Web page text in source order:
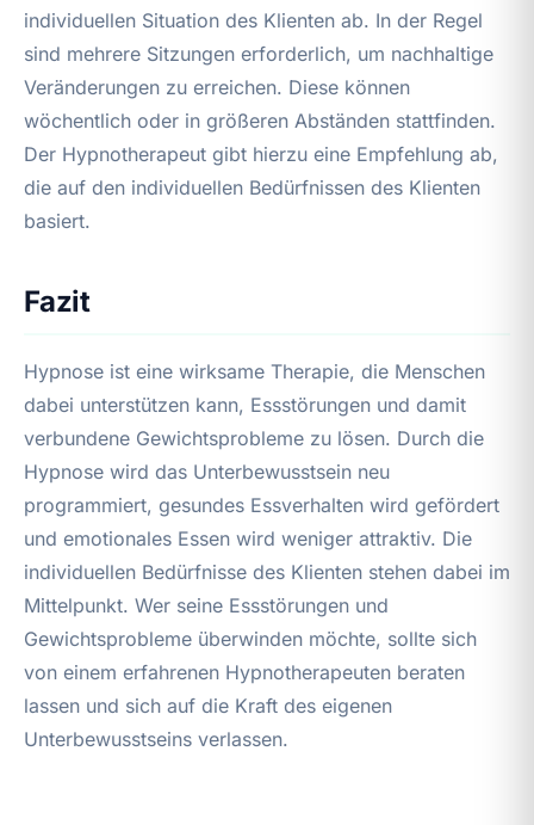
individuellen Situation des Klienten ab. In der Regel
sind mehrere Sitzungen erforderlich, um nachhaltige
Veränderungen zu erreichen. Diese können
wöchentlich oder in größeren Abständen stattfinden.
Der Hypnotherapeut gibt hierzu eine Empfehlung ab,
die auf den individuellen Bedürfnissen des Klienten
basiert.
Fazit
Hypnose ist eine wirksame Therapie, die Menschen
dabei unterstützen kann, Essstörungen und damit
verbundene Gewichtsprobleme zu lösen. Durch die
Hypnose wird das Unterbewusstsein neu
programmiert, gesundes Essverhalten wird gefördert
und emotionales Essen wird weniger attraktiv. Die
individuellen Bedürfnisse des Klienten stehen dabei im
Mittelpunkt. Wer seine Essstörungen und
Gewichtsprobleme überwinden möchte, sollte sich
von einem erfahrenen Hypnotherapeuten beraten
lassen und sich auf die Kraft des eigenen
Unterbewusstseins verlassen.